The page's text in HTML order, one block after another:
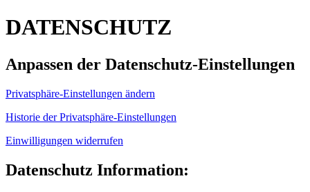
DATENSCHUTZ
Anpassen der Datenschutz-Einstellungen
Privatsphäre-Einstellungen ändern
Historie der Privatsphäre-Einstellungen
Einwilligungen widerrufen
Datenschutz Information: